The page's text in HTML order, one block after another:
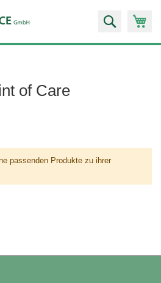
Zum
Inhalt
springen
Suche
of Care
passenden Produkte zu ihrer